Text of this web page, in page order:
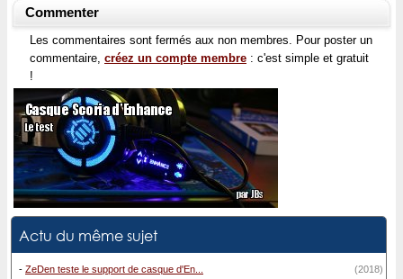
Commenter
Les commentaires sont fermés aux non membres. Pour poster un
commentaire, créez un compte membre : c'est simple et gratuit
!
Actu du même sujet
- ZeDen teste le support de casque d'En... (2018)